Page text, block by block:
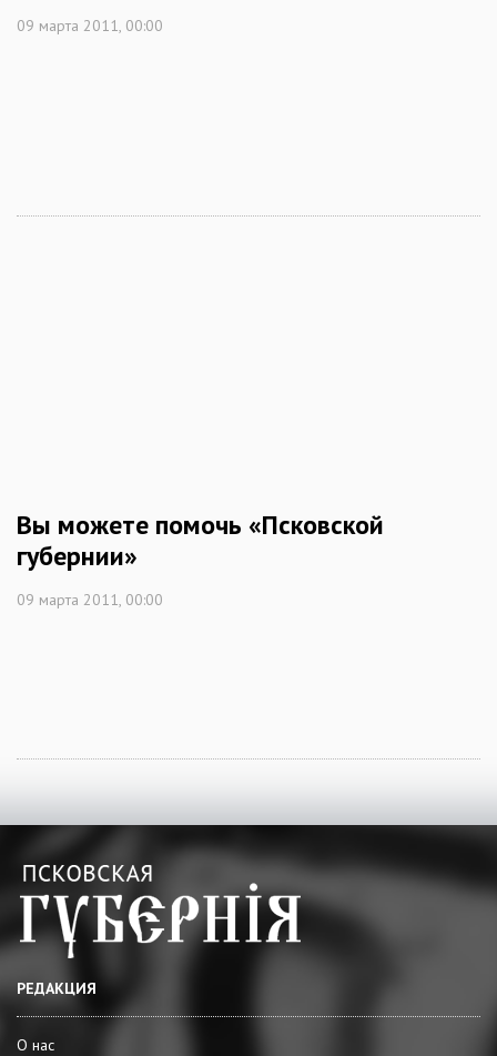
09 марта 2011, 00:00
Вы можете помочь «Псковской
губернии»
09 марта 2011, 00:00
РЕДАКЦИЯ
О нас